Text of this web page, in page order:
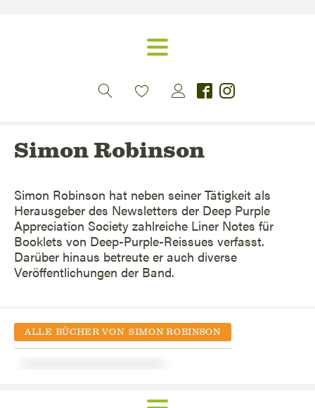
Simon Robinson
Simon Robinson hat neben seiner Tätigkeit als
Herausgeber des Newsletters der Deep Purple
Appreciation Society zahlreiche Liner Notes für
Booklets von Deep-Purple-Reissues verfasst.
Darüber hinaus betreute er auch diverse
Veröffentlichungen der Band.
ALLE BÜCHER VON SIMON ROBINSON